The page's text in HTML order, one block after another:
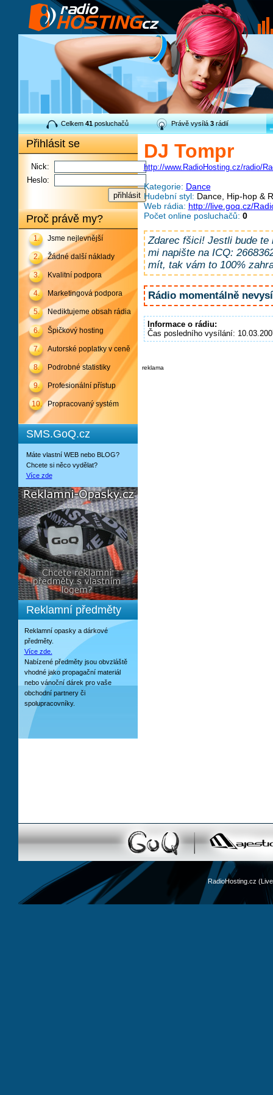
Celkem41posluchačů Právě vysílá3rádií
Přihlásit se
Nick:
Heslo:
Proč právě my?
1. Jsme nejlevnější
2. Žádné další náklady
3. Kvalitní podpora
4. Marketingová podpora
5. Nediktujeme obsah rádia
6. Špičkový hosting
7. Autorské poplatky v ceně
8. Podrobné statistiky
9. Profesionální přístup
10. Propracovaný systém
SMS.GoQ.cz
Máte vlastní WEB nebo BLOG?
Chcete si něco vydělat?
Více zde
Reklamní předměty
Reklamní opasky a dárkové
předměty.
Více zde.
Nabízené předměty jsou obvzláště
vhodné jako propagační materiál
nebo vánoční dárek pro vaše
obchodní partnery či
spolupracovníky.
DJ Tompr
http://www.RadioHosting.cz/radio/
Kategorie: Dance
Hudební styl: Dance, Hip-hop &
Web rádia: http://live.goq.cz/
Počet online posluchačů: 0
Zdarec fšici! Jestli bude te
mi napište na ICQ:
mít, tak vám to 100%
Rádio momentálně
Informace o rádiu:
Čas posledního vysílání:
reklama
RadioHosting.cz